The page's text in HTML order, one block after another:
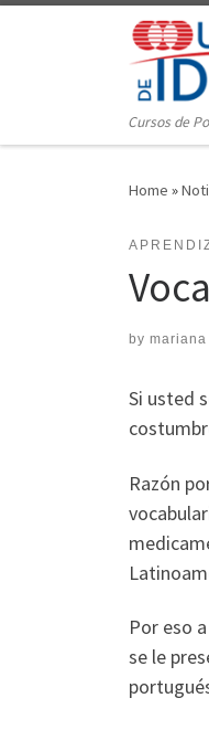
Skip to content
Cursos de
Home »
by mariana
Si usted
Razón
Por eso
se le